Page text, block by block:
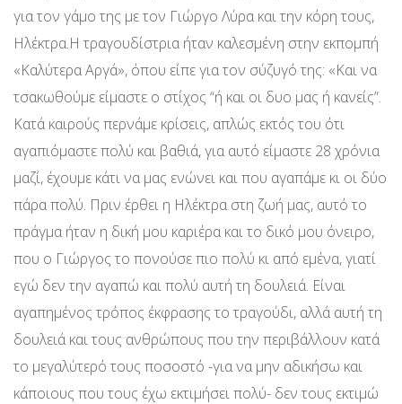
για τον γάμο της με τον Γιώργο Λύρα και την κόρη τους,
Ηλέκτρα.Η τραγουδίστρια ήταν καλεσμένη στην εκπομπή
«Καλύτερα Αργά», όπου είπε για τον σύζυγό της: «Και να
τσακωθούμε είμαστε ο στίχος “ή και οι δυο μας ή κανείς”.
Κατά καιρούς περνάμε κρίσεις, απλώς εκτός του ότι
αγαπιόμαστε πολύ και βαθιά, για αυτό είμαστε 28 χρόνια
μαζί, έχουμε κάτι να μας ενώνει και που αγαπάμε κι οι δύο
πάρα πολύ. Πριν έρθει η Ηλέκτρα στη ζωή μας, αυτό το
πράγμα ήταν η δική μου καριέρα και το δικό μου όνειρο,
που ο Γιώργος το πονούσε πιο πολύ κι από εμένα, γιατί
εγώ δεν την αγαπώ και πολύ αυτή τη δουλειά. Είναι
αγαπημένος τρόπος έκφρασης το τραγούδι, αλλά αυτή τη
δουλειά και τους ανθρώπους που την περιβάλλουν κατά
το μεγαλύτερό τους ποσοστό -για να μην αδικήσω και
κάποιους που τους έχω εκτιμήσει πολύ- δεν τους εκτιμώ